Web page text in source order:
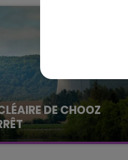
DE CHOOZ
que la centrale